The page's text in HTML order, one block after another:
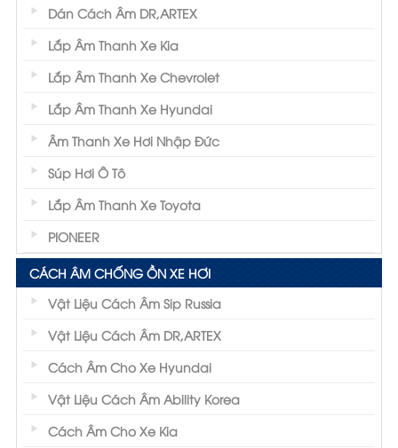
Dán Cách Âm DR,ARTEX
Lắp Âm Thanh Xe Kia
Lắp Âm Thanh Xe Chevrolet
Lắp Âm Thanh Xe Hyundai
Âm Thanh Xe Hơi Nhập Đức
Súp Hơi Ô Tô
Lắp Âm Thanh Xe Toyota
PIONEER
CÁCH ÂM CHỐNG ỒN XE HƠI
Vật Liệu Cách Âm Sip Russia
Vật Liệu Cách Âm DR,ARTEX
Cách Âm Cho Xe Hyundai
Vật Liệu Cách Âm Ability Korea
Cách Âm Cho Xe Kia